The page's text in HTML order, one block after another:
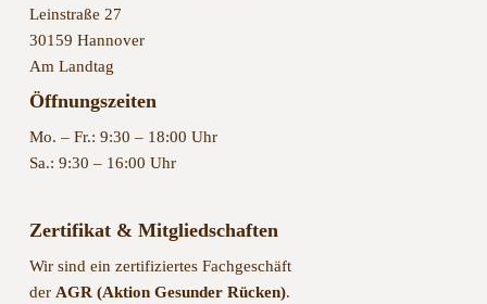
Leinstraße 27
30159 Hannover
Am Landtag
Öffnungszeiten
Mo. – Fr.: 9:30 – 18:00 Uhr
Sa.: 9:30 – 16:00 Uhr
Zertifikat & Mitgliedschaften
Wir sind ein zertifiziertes Fachgeschäft
der AGR (Aktion Gesunder Rücken).